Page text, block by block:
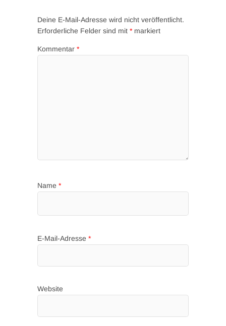
Deine E-Mail-Adresse wird nicht veröffentlicht.
Erforderliche Felder sind mit * markiert
Kommentar *
Name *
E-Mail-Adresse *
Website